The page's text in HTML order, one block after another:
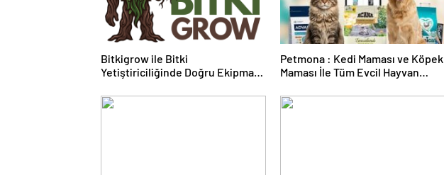
Bitkigrow ile Bitki
Yetiştiriciliğinde Doğru Ekipman
Petmona : Kedi Maması ve Köpek
Maması İle Tüm Evcil Hayvan